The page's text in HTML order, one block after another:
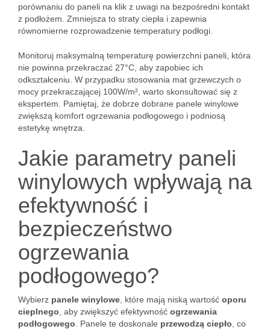
porównaniu do paneli na klik z uwagi na bezpośredni kontakt
z podłożem. Zmniejsza to straty ciepła i zapewnia
równomierne rozprowadzenie temperatury podłogi.
Monitoruj maksymalną temperaturę powierzchni paneli, która
nie powinna przekraczać 27°C, aby zapobiec ich
odkształceniu. W przypadku stosowania mat grzewczych o
mocy przekraczającej 100W/m², warto skonsultować się z
ekspertem. Pamiętaj, że dobrze dobrane panele winylowe
zwiększą komfort ogrzewania podłogowego i podniosą
estetykę wnętrza.
Jakie parametry paneli
winylowych wpływają na
efektywność i
bezpieczeństwo
ogrzewania
podłogowego?
Wybierz panele winylowe , które mają niską wartość oporu
cieplnego , aby zwiększyć efektywność ogrzewania
podłogowego . Panele te doskonale przewodzą ciepło , co